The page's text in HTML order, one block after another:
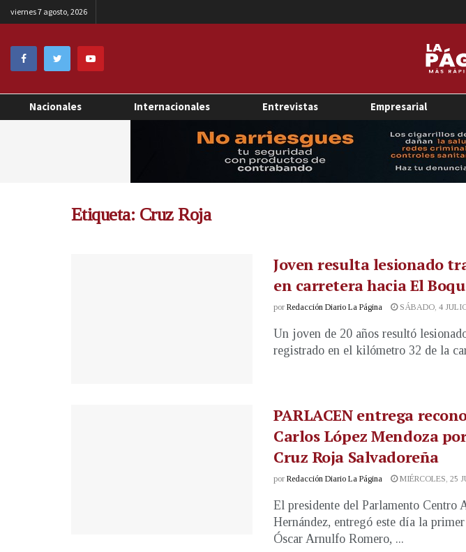
viernes 7 agosto, 2026
Nacionales Internacionales Entrevistas Empresarial
Etiqueta: Cruz Roja
Joven resulta lesionado
en carretera hacia El
por Redacción Diario La Página SÁBADO, 4
Un joven de 20 años resultó
registrado en el kilómetro 32 de la
PARLACEN entrega
Carlos López Mendoza
Cruz Roja Salvadoreña
por Redacción Diario La Página MIÉRCOLES, 25
El presidente del Parlamento Centro
Hernández, entregó este día la
Óscar Arnulfo Romero, ...